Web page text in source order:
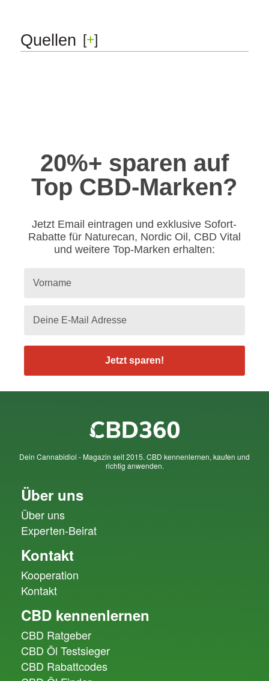
Quellen [+]
20%+ sparen auf
Top CBD-Marken?
Jetzt Email eintragen und exklusive Sofort-
Rabatte für Naturecan, Nordic Oil, CBD Vital
und weitere Top-Marken erhalten:
Jetzt sparen!
Dein Cannabidiol - Magazin seit 2015. CBD kennenlernen, kaufen und
richtig anwenden.
Über uns
Über uns
Experten-Beirat
Kontakt
Kooperation
Kontakt
CBD kennenlernen
CBD Ratgeber
CBD Öl Testsieger
CBD Rabattcodes